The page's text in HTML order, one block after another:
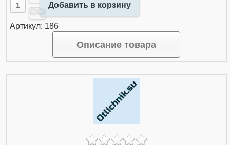
Добавить в корзину
Артикул: 186
Описание товара